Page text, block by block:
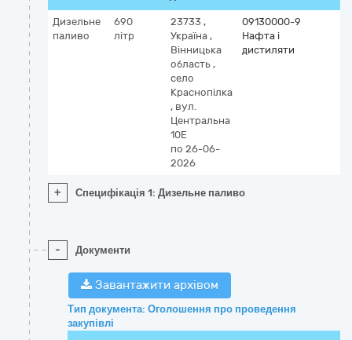
Дизельне
паливо
690
літр
23733 ,
Україна ,
Вінницька
область ,
село
Краснопілка
, вул.
Центральна
10Е
по 26-06-
2026
09130000-9
Нафта і
дистиляти
+ Специфікація 1: Дизельне паливо
- Документи
Завантажити архівом
Тип документа: Оголошення про проведення
закупівлі